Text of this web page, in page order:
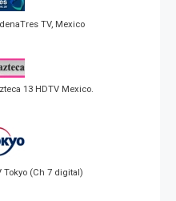
TV, Mexico
13 HDTV Mexico.
(Ch 7 digital)